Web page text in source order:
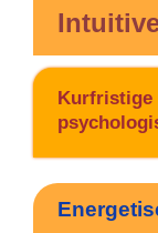
Kurfristige